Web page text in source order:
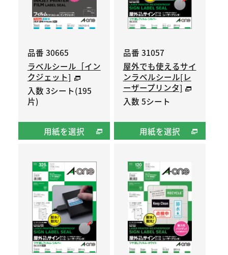
品番 30665
ラベルシール［イン
クジェット]
入数 3シート(195
片)
用紙を選択
品番 31057
屋外でも使えるサイ
ンラベルシール[レ
ーザープリンタ]
入数 5シート
用紙を選択